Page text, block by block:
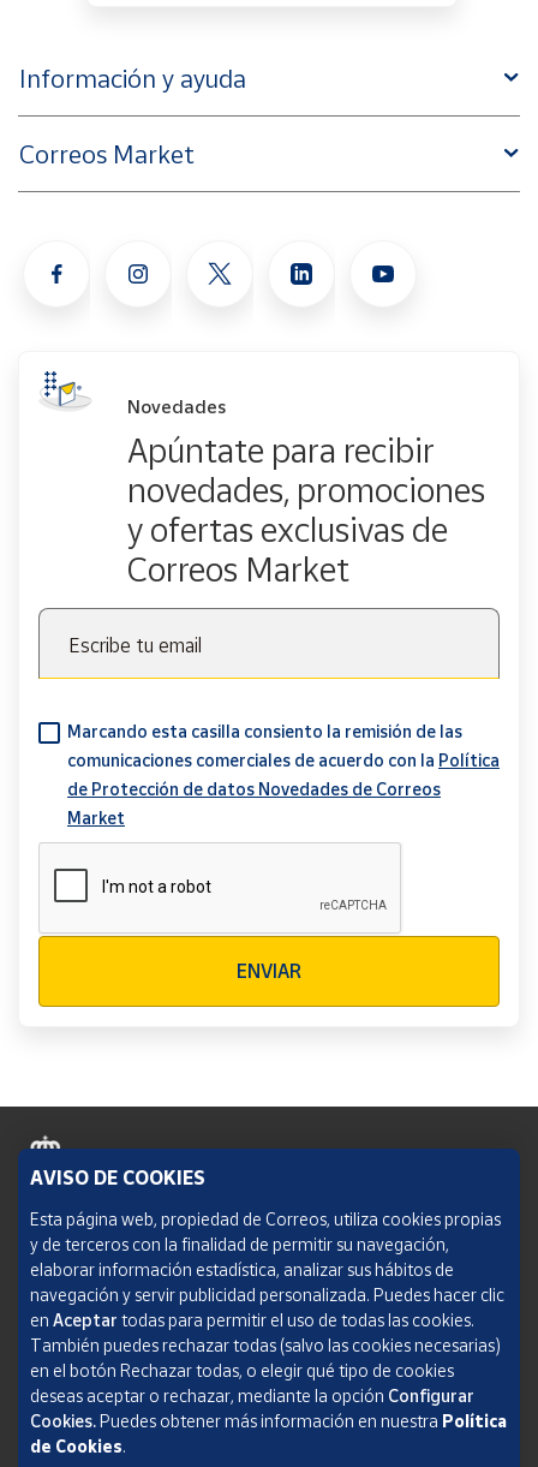
Información y ayuda
Correos Market
Novedades
Apúntate para recibir
novedades, promociones
y ofertas exclusivas de
Correos Market
Escribe tu email
Marcando esta casilla consiento la remisión de las
comunicaciones comerciales de acuerdo con la Política
de Protección de datos Novedades de Correos
Market
ENVIAR
Política de cookies
Aviso legal
Condiciones del servicio
Política de Privacidad Web
Informe de transparencia
SOCIEDAD ESTATAL CORREOS Y TELÉGRAFOS, S.A., S.M.E. Todos los derechos
AVISO DE COOKIES
Esta página web, propiedad de Correos, utiliza cookies propias
y de terceros con la finalidad de permitir su navegación,
elaborar información estadística, analizar sus hábitos de
navegación y servir publicidad personalizada. Puedes hacer clic
en Aceptar todas para permitir el uso de todas las cookies.
También puedes rechazar todas (salvo las cookies necesarias)
en el botón Rechazar todas, o elegir qué tipo de cookies
deseas aceptar o rechazar, mediante la opción Configurar
Cookies.Puedes obtener más información en nuestra Política
de Cookies.